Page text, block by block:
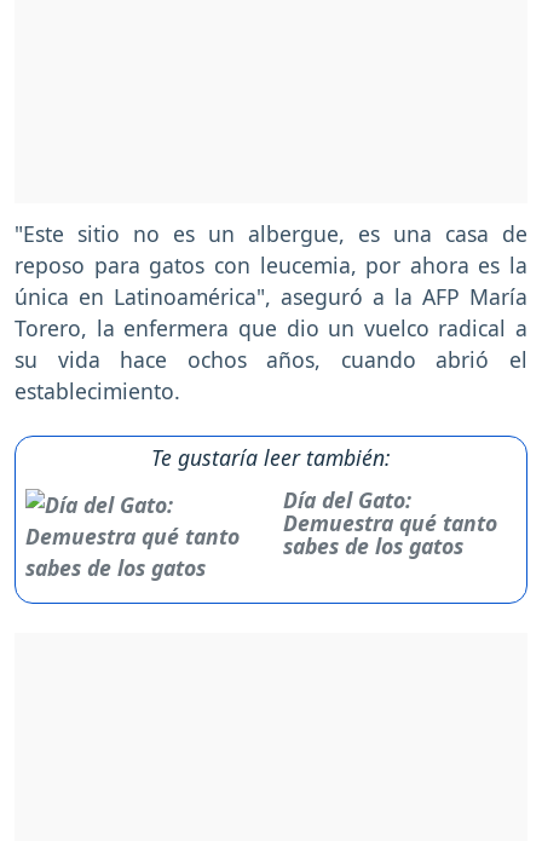
"Este sitio no es un albergue, es una casa de
reposo para gatos con leucemia, por ahora es la
única en Latinoamérica", aseguró a la AFP María
Torero, la enfermera que dio un vuelco radical a
su vida hace ochos años, cuando abrió el
establecimiento.
Te gustaría leer también:
Día del Gato:
Demuestra qué tanto
sabes de los gatos